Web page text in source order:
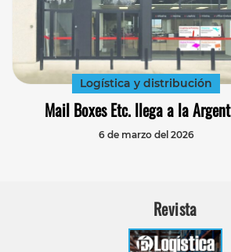
Logística y distribución
Mail Boxes Etc. llega a la
6 de marzo del 2026
Revista